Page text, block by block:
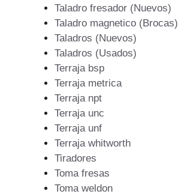
Taladro fresador (Nuevos)
Taladro magnetico (Brocas)
Taladros (Nuevos)
Taladros (Usados)
Terraja bsp
Terraja metrica
Terraja npt
Terraja unc
Terraja unf
Terraja whitworth
Tiradores
Toma fresas
Toma weldon